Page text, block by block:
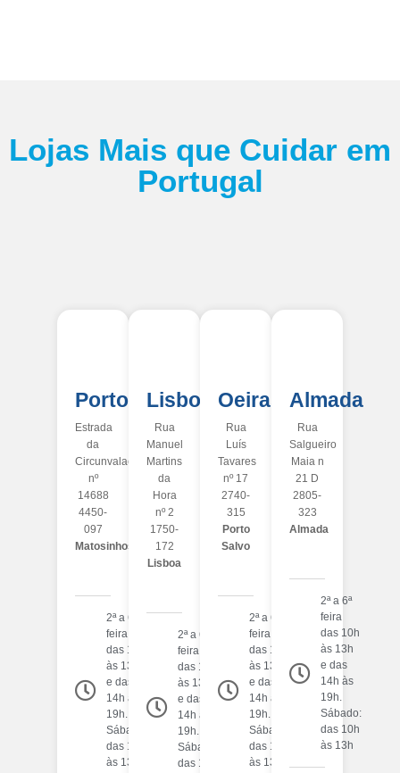
Lojas Mais que Cuidar em
Portugal
Porto
Estrada
da
Circunvalação
nº
14688
4450-
097
Matosinhos
2ª a 6ª
feira
das 10h
às 13h
e das
14h às
19h.
Sábado:
das 10h
às 13h
Lisboa
Rua
Manuel
Martins
da
Hora
nº 2
1750-
172
Lisboa
2ª a 6ª
feira
das 10h
às 13h
e das
14h às
19h.
Sábado:
das 10h
Oeiras
Rua
Luís
Tavares
nº 17
2740-
315
Porto
Salvo
2ª a 6ª
feira
das 10h
às 13h
e das
14h às
19h.
Sábado:
das 10h
às 13h
Almada
Rua
Salgueiro
Maia n
21 D
2805-
323
Almada
2ª a 6ª
feira
das 10h
às 13h
e das
14h às
19h.
Sábado:
das 10h
às 13h